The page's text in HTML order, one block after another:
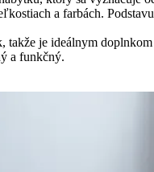
a farbách.
je ideálnym
a funkčný.